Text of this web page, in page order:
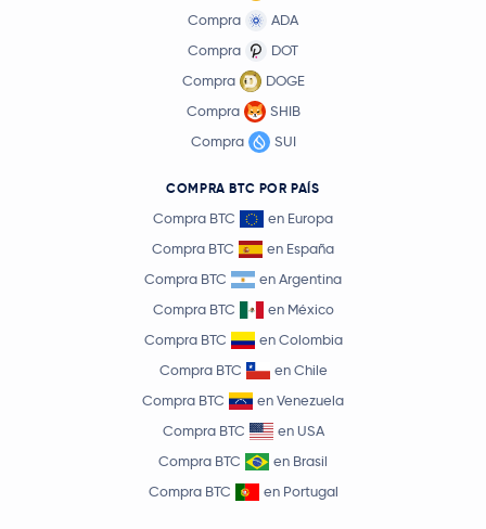
Compra
ADA
Compra
DOT
Compra
DOGE
Compra
SHIB
Compra
SUI
COMPRA BTC POR PAÍS
Compra BTC
en Europa
Compra BTC
en España
Compra BTC
en Argentina
Compra BTC
en México
Compra BTC
en Colombia
Compra BTC
en Chile
Compra BTC
en Venezuela
Compra BTC
en USA
Compra BTC
en Brasil
Compra BTC
en Portugal